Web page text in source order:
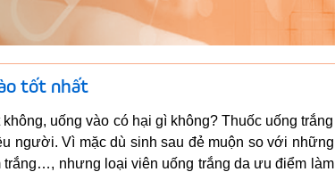
tốt nhất
uống vào có hại gì không? Thuốc uống trắng
người. Vì mặc dù sinh sau đẻ muộn so với những
nhưng loại viên uống trắng da ưu điểm làm